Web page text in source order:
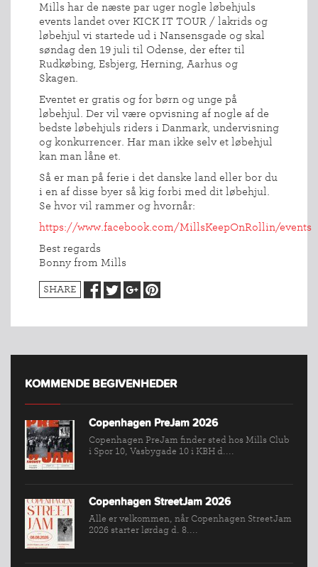
BREDDEPULJE
NYHEDER
Mills har de næste par uger nogle løbehjuls
events landet over KICK IT TOUR / lakrids og
løbehjul vi startede ud i Nansensgade og skal
søndag den 19 juli til Odense, der efter til
Rudkøbing, Esbjerg, Herning, Aarhus og
Skagen.
Eventet er gratis og for børn og unge på
løbehjul. Der vil være opvisning af nogle af de
bedste løbehjuls riders i Danmark, undervisning
og konkurrencer. Har man ikke selv et løbehjul
kan man låne et.
Så er man på ferie i det danske land eller bor du
i en af disse byer så kig forbi med dit løbehjul.
Se hvor vil rammer og hvornår:
https://www.facebook.com/MillsKeepOnRollin/events
Best regards
Bonny from Mills
SHARE
KOMMENDE BEGIVENHEDER
Copenhagen PreJam 2026
Copenhagen PreJam finder sted hos Mills Club
i Spor 10, Vasbygade 10 i KBH d....
Copenhagen StreetJam 2026
Alle er velkommen, når Copenhagen StreetJam
2026 starter lørdag d. 8....